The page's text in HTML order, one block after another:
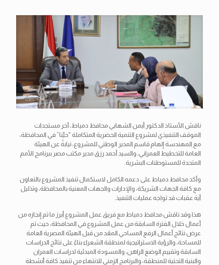
ناقش الأستاذ الدكتور أيمن الشهابي محافظ دمياط، آخر مستجدات
الموقف التنفيذي لمشروع التنمية الحضرية المتكاملة “حيِّنا” في المحافظة،
مع المهندسة إلهام قاسم المدير الوطني للمشروع، نيابةً عن الهيئة
العامة للتخطيط العمراني، والسيد أحمد رزق مدير مكتب مصر ببرنامج الأمم
المتحدة للمستوطنات البشرية.
وأكدمحافظ دمياط على دعمه الكامل لاستكمال تنفيذ المشروع بالتعاون
مع كافة الجهات الشريكة، والإدارات والجهات المعنية بالمحافظة، وتذليل
أية عقبات قد تواجه عمليات التنفيذ.
هذا وقد ناقش محافظ دمياط مع فريق عمل المشروع أبرز ما تم إنجازه من
أعمال خلال الفترة السابقة من عمل المشروع في المحافظة، حيث تم
عرض نتائج أعمال الرفع المساحي المعًد من قبل الهيئة المصرية العامة
للمساحة، والرؤية الاستراتيجية لمنطقة الشعراء بناءً على نتائج الدراسات
السابقة وتقييم الوضع الراهن، والمسودة المبدئية لدراسات العمران
والبنية التحتية للمنطقة، والبرنامج الزمني للانتهاء من تنفيذ كافة أنشطة